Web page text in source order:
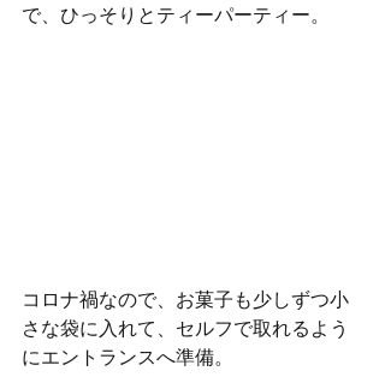
で、ひっそりとティーパーティー。
コロナ禍なので、お菓子も少しずつ小
さな袋に入れて、セルフで取れるよう
にエントランスへ準備。